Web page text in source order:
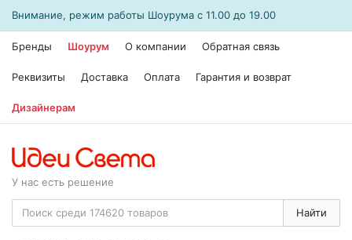
Внимание, режим работы Шоурума с 11.00 до 19.00
Бренды Шоурум О компании Обратная связь
Реквизиты Доставка Оплата Гарантия и возврат
Дизайнерам
У нас есть решение
Найти